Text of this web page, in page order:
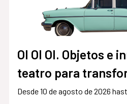
OI OI OI. Objetos e
teatro para
Desde 10 de agosto de 2026